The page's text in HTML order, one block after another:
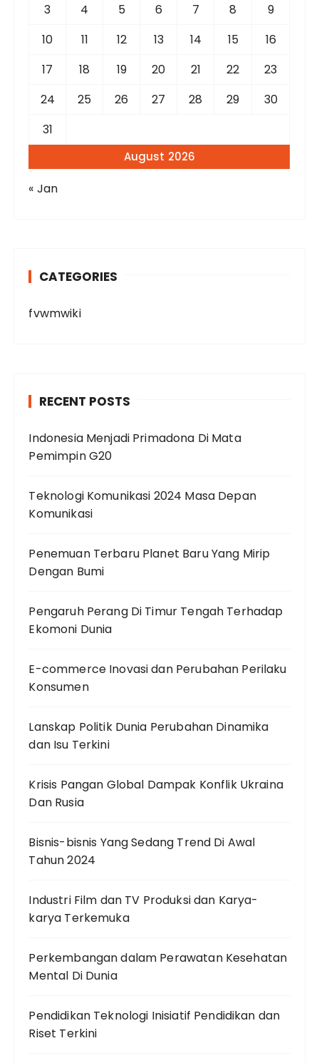
August 2026
3
4 5 6 7 8
9
10
11 12 13 14 15
16
17
18 19 20 21 22
23
24
25 26 27 28 29
30
31
« Jan
CATEGORIES
fvwmwiki
RECENT POSTS
Indonesia Menjadi Primadona Di Mata
Pemimpin G20
Teknologi Komunikasi 2024 Masa Depan
Komunikasi
Penemuan Terbaru Planet Baru Yang Mirip
Dengan Bumi
Pengaruh Perang Di Timur Tengah Terhadap
Ekomoni Dunia
E-commerce Inovasi dan Perubahan Perilaku
Konsumen
Lanskap Politik Dunia Perubahan Dinamika
dan Isu Terkini
Krisis Pangan Global Dampak Konflik Ukraina
Dan Rusia
Bisnis-bisnis Yang Sedang Trend Di Awal
Tahun 2024
Industri Film dan TV Produksi dan Karya-
karya Terkemuka
Perkembangan dalam Perawatan Kesehatan
Mental Di Dunia
Pendidikan Teknologi Inisiatif Pendidikan dan
Riset Terkini